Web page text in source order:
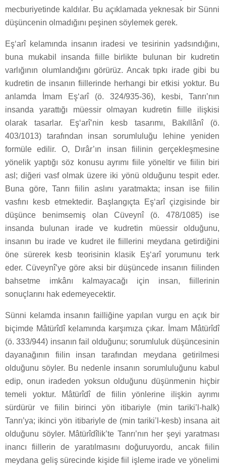
mecburiyetinde kaldılar. Bu açıklamada yeknesak bir Sünni
düşüncenin olmadığını peşinen söylemek gerek.
Eş‘arî kelamında insanın iradesi ve tesirinin yadsındığını,
buna mukabil insanda fiille birlikte bulunan bir kudretin
varlığının olumlandığını görürüz. Ancak tıpkı irade gibi bu
kudretin de insanın fiillerinde herhangi bir etkisi yoktur. Bu
anlamda İmam Eş‘arî (ö. 324/935-36), kesbi, Tanrı’nın
insanda yarattığı müessir olmayan kudretin fiille ilişkisi
olarak tasarlar. Eş‘arî’nin kesb tasarımı, Bakıllânî (ö.
403/1013) tarafından insan sorumluluğu lehine yeniden
formüle edilir. O, Dırâr’ın insan fiilinin gerçekleşmesine
yönelik yaptığı söz konusu ayrımı fiile yöneltir ve fiilin biri
asl; diğeri vasf olmak üzere iki yönü olduğunu tespit eder.
Buna göre, Tanrı fiilin aslını yaratmakta; insan ise fiilin
vasfını kesb etmektedir. Başlangıçta Eş‘arî çizgisinde bir
düşünce benimsemiş olan Cüveynî (ö. 478/1085) ise
insanda bulunan irade ve kudretin müessir olduğunu,
insanın bu irade ve kudret ile fiillerini meydana getirdiğini
öne sürerek kesb teorisinin klasik Eş‘arî yorumunu terk
eder. Cüveynî’ye göre aksi bir düşüncede insanın fiilinden
bahsetme imkânı kalmayacağı için insan, fiillerinin
sonuçlarını hak edemeyecektir.
Sünni kelamda insanın failliğine yapılan vurgu en açık bir
biçimde Mâtürîdî kelamında karşımıza çıkar. İmam Mâtürîdî
(ö. 333/944) insanın fail olduğunu; sorumluluk düşüncesinin
dayanağının fiilin insan tarafından meydana getirilmesi
olduğunu söyler. Bu nedenle insanın sorumluluğunu kabul
edip, onun iradeden yoksun olduğunu düşünmenin hiçbir
temeli yoktur. Mâtürîdî de fiilin yönlerine ilişkin ayrımı
sürdürür ve fiilin birinci yön itibariyle (min tariki’l-halk)
Tanrı’ya; ikinci yön itibariyle de (min tariki’l-kesb) insana ait
olduğunu söyler. Mâtürîdîlik’te Tanrı’nın her şeyi yaratması
inancı fiillerin de yaratılmasını doğuruyordu, ancak fiilin
meydana geliş sürecinde kişide fiil işleme irade ve yönelimi